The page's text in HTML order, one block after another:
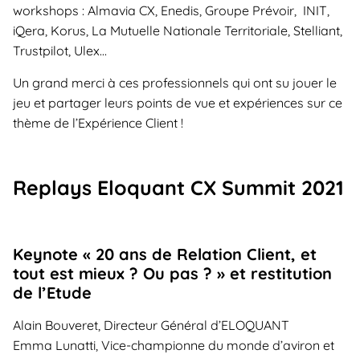
workshops : Almavia CX, Enedis, Groupe Prévoir, INIT,
iQera, Korus, La Mutuelle Nationale Territoriale, Stelliant,
Trustpilot, Ulex…
Un grand merci à ces professionnels qui ont su jouer le
jeu et partager leurs points de vue et expériences sur ce
thème de l’Expérience Client !
Replays Eloquant CX Summit 2021
Keynote « 20 ans de Relation Client, et
tout est mieux ? Ou pas ? » et restitution
de l’Etude
Alain Bouveret, Directeur Général d’ELOQUANT
Emma Lunatti, Vice-championne du monde d’aviron et